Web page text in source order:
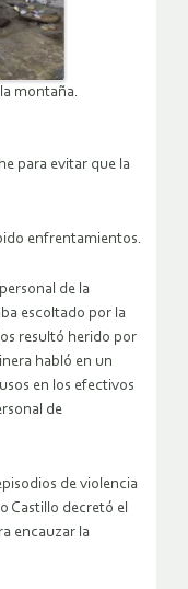
montaña.
para evitar que la
enfrentamientos.
de la
escoltado por la
resultó herido por
habló en un
en los efectivos
de
de violencia
Castillo decretó el
encauzar la